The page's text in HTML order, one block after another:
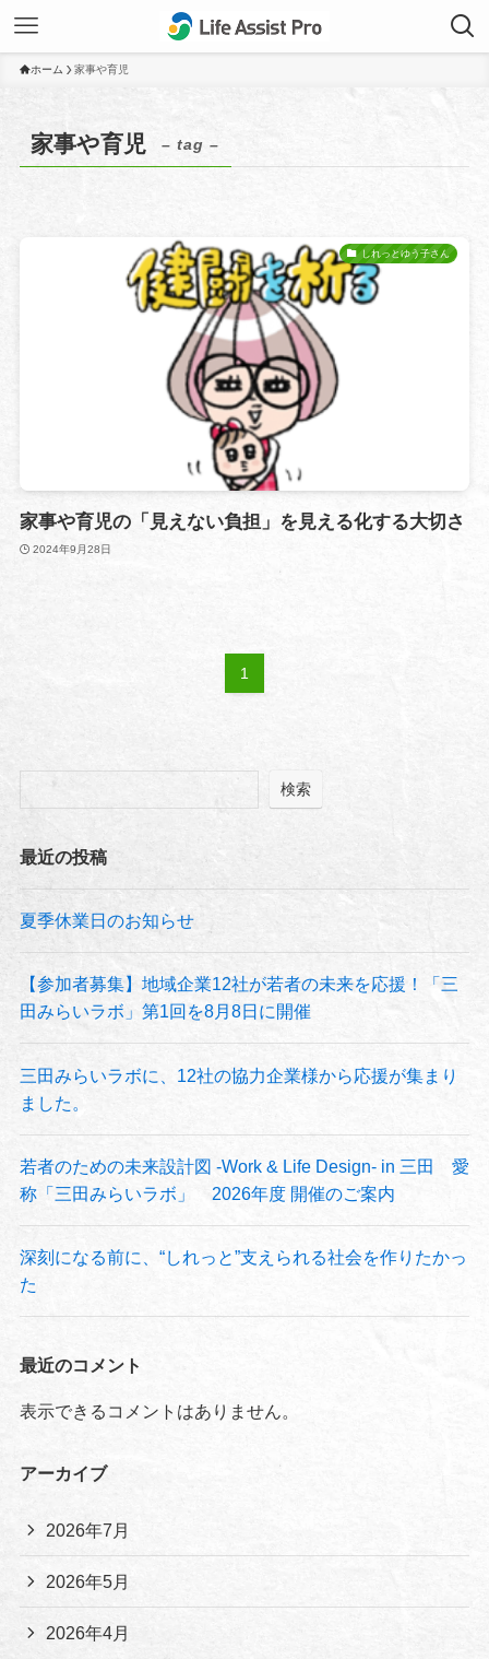
ホーム 家事や育児
家事や育児 – tag –
しれっとゆう子さん
家事や育児の「見えない負担」を見える化する大切さ
2024年9月28日
1
検索
最近の投稿
夏季休業日のお知らせ
【参加者募集】地域企業12社が若者の未来を応援！「三
田みらいラボ」第1回を8月8日に開催
三田みらいラボに、12社の協力企業様から応援が集まり
ました。
若者のための未来設計図 -Work & Life Design- in 三田 愛
称「三田みらいラボ」 2026年度 開催のご案内
深刻になる前に、“しれっと”支えられる社会を作りたかっ
た
最近のコメント
表示できるコメントはありません。
アーカイブ
2026年7月
2026年5月
2026年4月